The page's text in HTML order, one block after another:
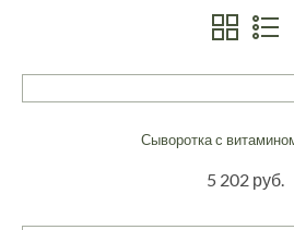
Сыворотка с
5 202 руб.